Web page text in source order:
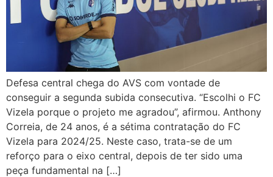
Defesa central chega do AVS com vontade de
conseguir a segunda subida consecutiva. “Escolhi o FC
Vizela porque o projeto me agradou”, afirmou. Anthony
Correia, de 24 anos, é a sétima contratação do FC
Vizela para 2024/25. Neste caso, trata-se de um
reforço para o eixo central, depois de ter sido uma
peça fundamental na […]